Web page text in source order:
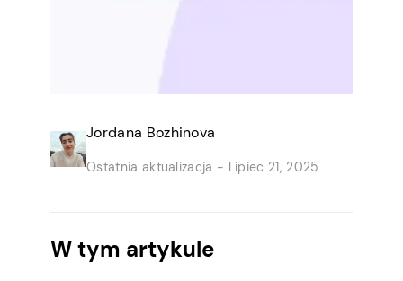
Jordana Bozhinova
Ostatnia aktualizacja - Lipiec 21, 2025
W tym artykule